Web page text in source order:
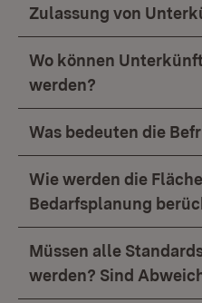
Zulassung von
Wo können
werden?
Was bedeuten die
Wie werden die
Bedarfsplanung
Müssen alle
werden? Sind